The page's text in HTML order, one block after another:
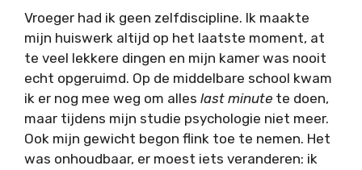
Vroeger had ik geen zelfdiscipline. Ik maakte
mijn huiswerk altijd op het laatste moment, at
te veel lekkere dingen en mijn kamer was nooit
echt opgeruimd. Op de middelbare school kwam
ik er nog mee weg om alles last minute te doen,
maar tijdens mijn studie psychologie niet meer.
Ook mijn gewicht begon flink toe te nemen. Het
was onhoudbaar, er moest iets veranderen: ik